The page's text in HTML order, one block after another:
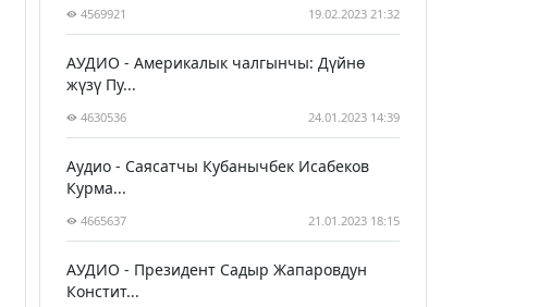
4569921 19.02.2023 21:32
АУДИО - Америкалык чалгынчы: Дүйнө
жүзү Пу...
4630536 24.01.2023 14:39
Аудио - Саясатчы Кубанычбек Исабеков
Курма...
4665637 21.01.2023 18:15
АУДИО - Президент Садыр Жапаровдун
Констит...